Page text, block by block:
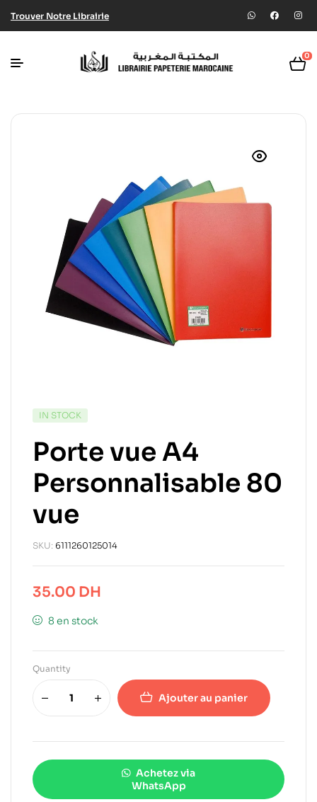
Trouver Notre Librairie
0
IN STOCK
Porte vue A4
Personnalisable 80
vue
SKU: 6111260125014
35.00 DH
8 en stock
Quantity
Ajouter au panier
Achetez via
WhatsApp